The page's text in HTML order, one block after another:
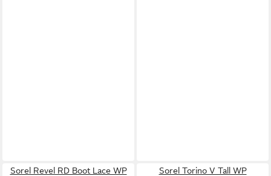
Sorel Revel RD Boot Lace WP
Sorel Torino V Tall WP